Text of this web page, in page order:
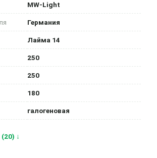
MW-Light
Германия
Лайма 14
250
250
180
галогеновая
↓